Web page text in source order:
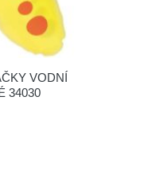
VODNÍ
34030